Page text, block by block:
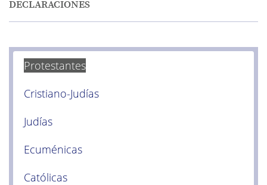
DECLARACIONES
Protestantes
Cristiano-Judías
Judías
Ecuménicas
Católicas